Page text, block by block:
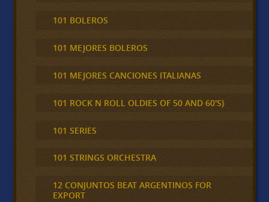
101 BOLEROS
101 MEJORES BOLEROS
101 MEJORES CANCIONES ITALIANAS
101 ROCK N ROLL OLDIES OF 50 AND 60'S}
101 SERIES
101 STRINGS ORCHESTRA
12 CONJUNTOS BEAT ARGENTINOS FOR
EXPORT